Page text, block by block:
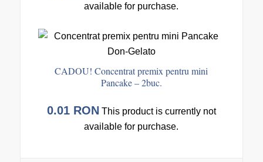
available for purchase.
CADOU! Concentrat premix pentru mini
Pancake – 2buc.
0.01 RON This product is currently not
available for purchase.